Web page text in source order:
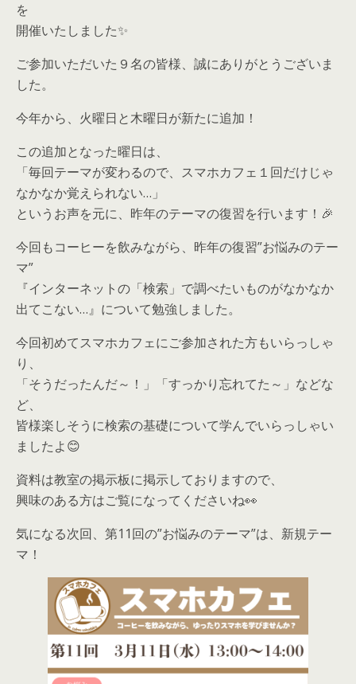
を
開催いたしました✨
ご参加いただいた９名の皆様、誠にありがとうございま
した。
今年から、火曜日と木曜日が新たに追加！
この追加となった曜日は、
「毎回テーマが変わるので、スマホカフェ１回だけじゃ
なかなか覚えられない…」
というお声を元に、昨年のテーマの復習を行います！🎉
今回もコーヒーを飲みながら、昨年の復習”お悩みのテー
マ”
『インターネットの「検索」で調べたいものがなかなか
出てこない…』について勉強しました。
今回初めてスマホカフェにご参加された方もいらっしゃ
り、
「そうだったんだ～！」「すっかり忘れてた～」などな
ど、
皆様楽しそうに検索の基礎について学んでいらっしゃい
ましたよ😊
資料は教室の掲示板に掲示しておりますので、
興味のある方はご覧になってくださいね👀
気になる次回、第11回の”お悩みのテーマ”は、新規テー
マ！